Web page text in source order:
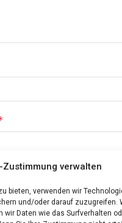
Zustimmung verwalten
bieten, verwenden wir
und/oder darauf zuzugreifen.
Daten wie das Surfverhalten
Adresse und Website in